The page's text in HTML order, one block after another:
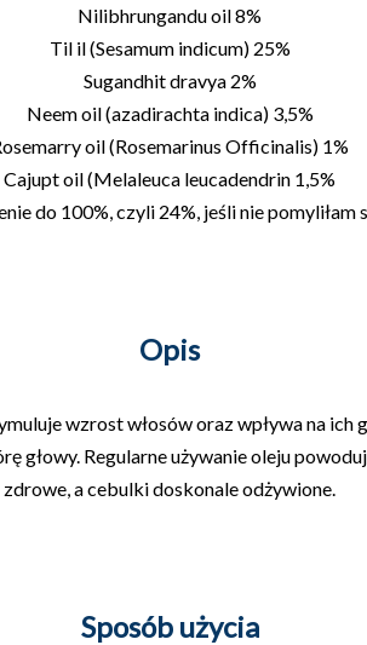
Nilibhrungandu oil 8%
Til il (Sesamum indicum) 25%
Sugandhit dravya 2%
Neem oil (azadirachta indica) 3,5%
oil (Rosemarinus Officinalis) 1%
Cajupt oil (Melaleuca leucadendrin 1,5%
do 100%, czyli 24%, jeśli nie pomyliłam
Opis
wzrost włosów oraz wpływa na
głowy. Regularne używanie oleju
zdrowe, a cebulki doskonale odżywione.
Sposób użycia